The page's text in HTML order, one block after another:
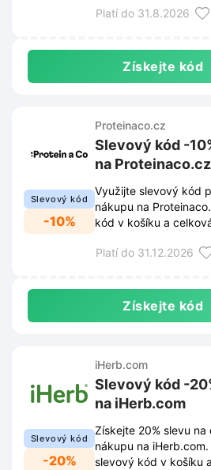
okna na webových
Platí do 31.8.2026
Získejte kód
Slevový kód
-10%
Proteinaco.cz
Slevový kód -
na Proteinaco.cz
Využijte slevový kód
nákupu na
kód v košíku a
Platí do 31.12.2026
Získejte kód
Slevový kód
-20%
iHerb.com
Slevový kód -
na iHerb.com
Získejte 20% slevu
nákupu na
slevový kód v košíku